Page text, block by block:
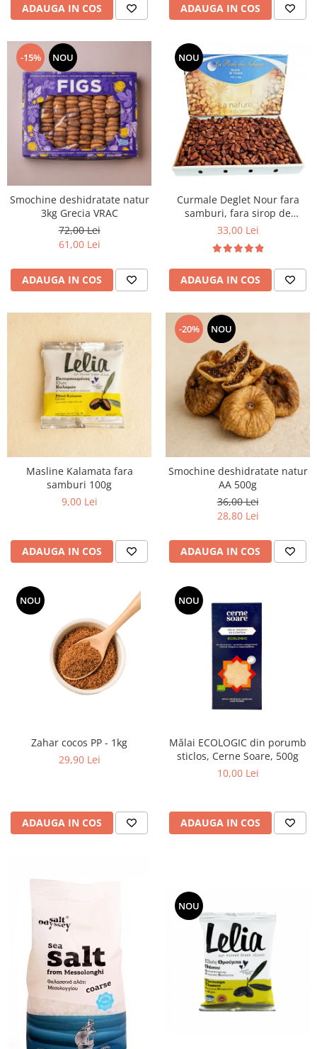
ADAUGA IN COS ADAUGA IN COS
-15% NOU
Smochine deshidratate natur
3kg Grecia VRAC
72,00 Lei
61,00 Lei
ADAUGA IN COS
NOU
Curmale Deglet Nour fara
samburi, fara sirop de
glucoza 5 kg VRAC
33,00 Lei
ADAUGA IN COS
Masline Kalamata fara
samburi 100g
9,00 Lei
ADAUGA IN COS
-20% NOU
Smochine deshidratate natur
AA 500g
36,00 Lei
28,80 Lei
ADAUGA IN COS
NOU
Zahar cocos PP - 1kg
29,90 Lei
ADAUGA IN COS
NOU
Mălai ECOLOGIC din porumb
sticlos, Cerne Soare, 500g
10,00 Lei
ADAUGA IN COS
NOU